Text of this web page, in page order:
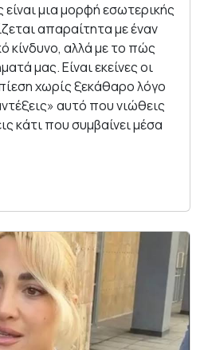
μια μορφή εσωτερικής
απαραίτητα με έναν
κίνδυνο, αλλά με το πώς
μας. Είναι εκείνες οι
χωρίς ξεκάθαρο λόγο
αυτό που νιώθεις
κάτι που συμβαίνει μέσα